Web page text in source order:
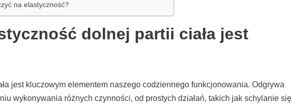
na elastyczność?
dolnej partii ciała jest
jest kluczowym elementem naszego codziennego funkcjonowania. Odgrywa
wykonywania różnych czynności, od prostych działań, takich jak schylanie się